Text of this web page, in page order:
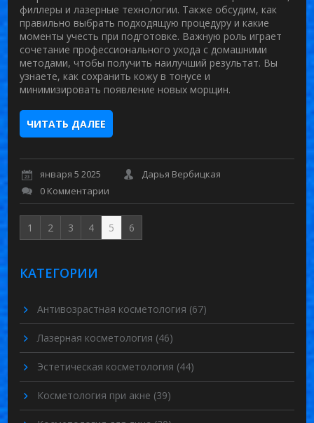
филлеры и лазерные технологии. Также обсудим, как
правильно выбрать подходящую процедуру и какие
моменты учесть при подготовке. Важную роль играет
сочетание профессионального ухода с домашними
методами, чтобы получить наилучший результат. Вы
узнаете, как сохранить кожу в тонусе и
минимизировать появление новых морщин.
ЧИТАТЬ ДАЛЕЕ
января 5 2025
Дарья Вербицкая
0 Комментарии
1 2 3 4 5 6
КАТЕГОРИИ
Антивозрастная косметология (67)
Лазерная косметология (46)
Эстетическая косметология (44)
Косметология при акне (39)